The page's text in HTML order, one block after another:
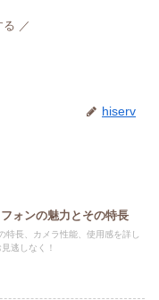
る
hiserv
ォンの魅力とその特長
長、カメラ性能、使用感を詳し
逃しなく！